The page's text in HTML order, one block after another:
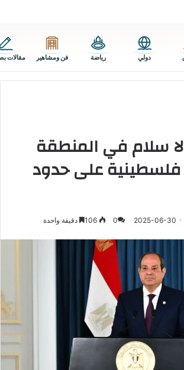
دولي رياضة فن ومشاهير مقالات
سلام في المنطقة
على حدود
2025-06-30
0 دقيقة واحدة